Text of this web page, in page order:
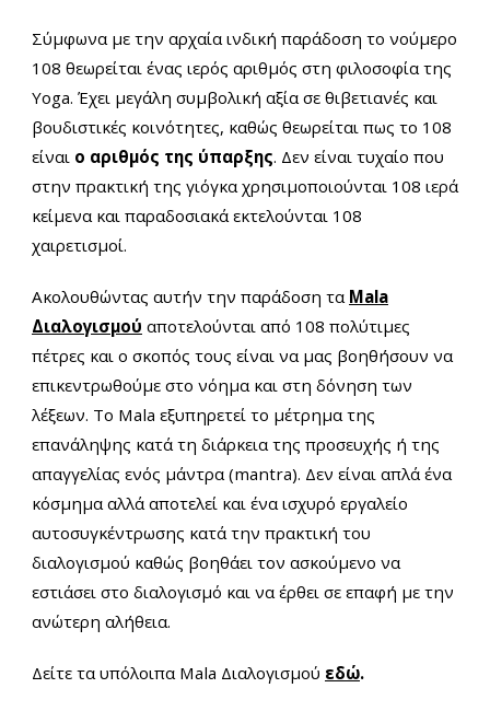
Σύμφωνα με την αρχαία ινδική παράδοση το νούμερο
108 θεωρείται ένας ιερός αριθμός στη φιλοσοφία της
Yoga. Έχει μεγάλη συμβολική αξία σε θιβετιανές και
βουδιστικές κοινότητες, καθώς θεωρείται πως το 108
είναι ο αριθμός της ύπαρξης. Δεν είναι τυχαίο που
στην πρακτική της γιόγκα χρησιμοποιούνται 108 ιερά
κείμενα και παραδοσιακά εκτελούνται 108
χαιρετισμοί.
Ακολουθώντας αυτήν την παράδοση τα Mala
Διαλογισμού αποτελούνται από 108 πολύτιμες
πέτρες και ο σκοπός τους είναι να μας βοηθήσουν να
επικεντρωθούμε στο νόημα και στη δόνηση των
λέξεων. Το Mala εξυπηρετεί το μέτρημα της
επανάληψης κατά τη διάρκεια της προσευχής ή της
απαγγελίας ενός μάντρα (mantra). Δεν είναι απλά ένα
κόσμημα αλλά αποτελεί και ένα ισχυρό εργαλείο
αυτοσυγκέντρωσης κατά την πρακτική του
διαλογισμού καθώς βοηθάει τον ασκούμενο να
εστιάσει στο διαλογισμό και να έρθει σε επαφή με την
ανώτερη αλήθεια.
Δείτε τα υπόλοιπα Mala Διαλογισμού εδώ.